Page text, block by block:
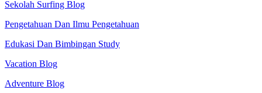
Sekolah Surfing Blog
Pengetahuan Dan Ilmu Pengetahuan
Edukasi Dan Bimbingan Study
Vacation Blog
Adventure Blog